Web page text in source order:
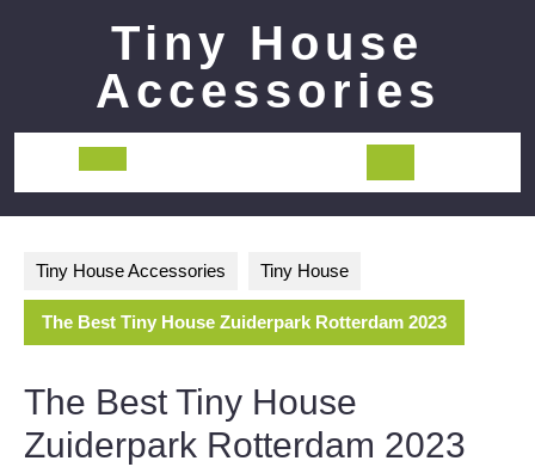
Tiny House
Accessories
Open
Tiny House Accessories Tiny House
The Best Tiny House Zuiderpark Rotterdam 2023
The Best Tiny House
Zuiderpark Rotterdam 2023